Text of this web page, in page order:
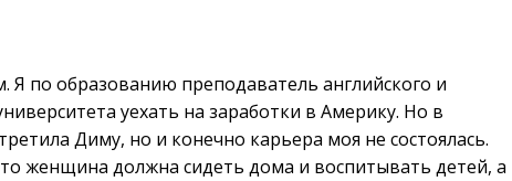
Я по образованию преподаватель английского и
уехать на заработки в Америку. Но в
Диму, но и конечно карьера моя не состоялась.
женщина должна сидеть дома и воспитывать детей, а